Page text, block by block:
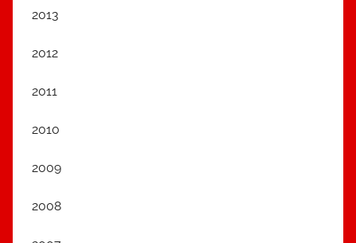
2013
2012
2011
2010
2009
2008